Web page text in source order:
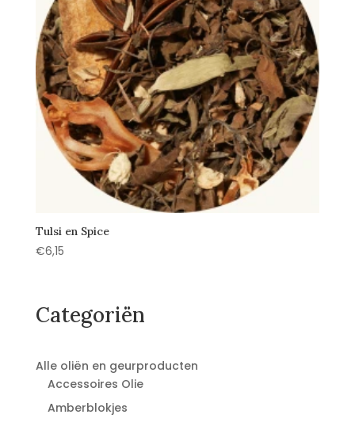
Tulsi en Spice
€6,15
Categoriën
Alle oliën en geurproducten
Accessoires Olie
Amberblokjes